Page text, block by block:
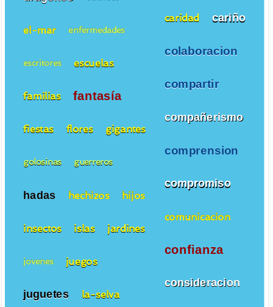
caridad cariño
colaboracion
compartir
compañerismo
comprension
compromiso
comunicacion
confianza
consideracion
el-mar enfermedades
escritores escuelas
familias fantasía
fiestas flores gigantes
golosinas guerreros
hadas hechizos hijos
insectos islas jardines
jovenes juegos
juguetes la-selva